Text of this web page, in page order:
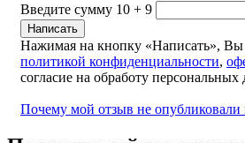
Введите сумму 10 + 9
Нажимая на кнопку «Написать», Вы
политикой конфиденциальности,
согласие на обработу
Почему мой отзыв не опубликовали